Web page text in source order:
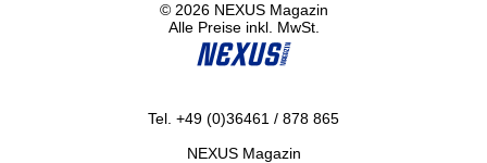
© 2026 NEXUS Magazin
Alle Preise inkl. MwSt.
Tel. +49 (0)36461 / 878 865
NEXUS Magazin